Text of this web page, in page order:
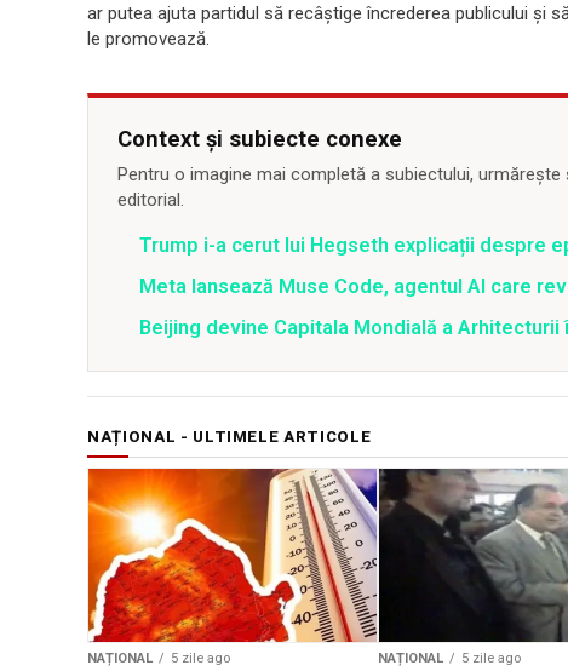
ar putea ajuta partidul să recâștige încrederea publicului și
le promovează.
Context și subiecte conexe
Pentru o imagine mai completă a subiectului,
editorial.
Trump i-a cerut lui Hegseth explicații despre
Meta lansează Muse Code, agentul AI care
Beijing devine Capitala Mondială a Arhitecturii
NAȚIONAL - ULTIMELE ARTICOLE
NAȚIONAL 5 zile ago NAȚIONAL 5 zile ago